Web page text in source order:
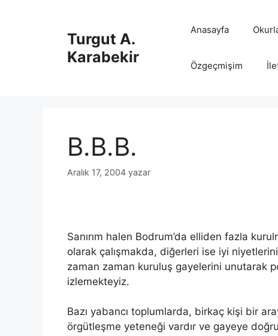
Turgut A.
Karabekir
Anasayfa
Özgeçmişim
B.B.B.
Aralık 17, 2004 yazar
Sanırım halen Bodrum’da elliden fazla
olarak çalışmakda, diğerleri ise iyi
zaman zaman kuruluş gayelerini unutarak
izlemekteyiz.
Bazı yabancı toplumlarda, birkaç kişi bir
örgütleşme yeteneği vardır ve gayeye